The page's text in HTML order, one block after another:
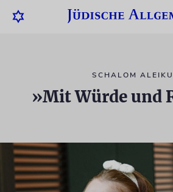
SCHALOM
»Mit Würde und